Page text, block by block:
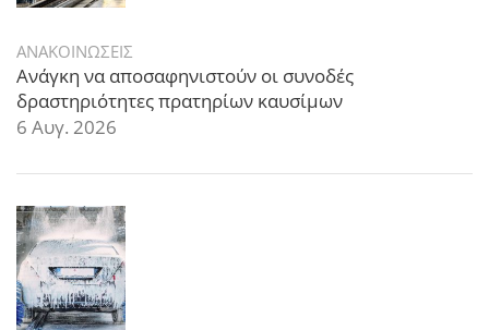
ΑΝΑΚΟΙΝΩΣΕΙΣ
Ανάγκη να αποσαφηνιστούν οι συνοδές
δραστηριότητες πρατηρίων καυσίμων
6 Αυγ. 2026